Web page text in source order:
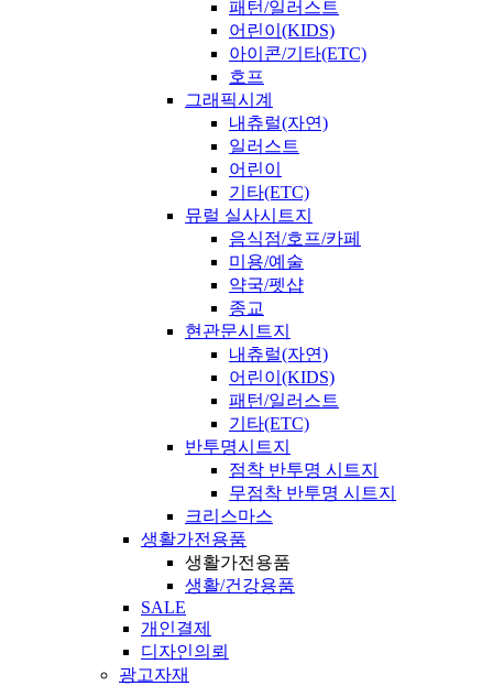
패턴/일러스트
어린이(KIDS)
아이콘/기타(ETC)
호프
그래픽시계
내츄럴(자연)
일러스트
어린이
기타(ETC)
뮤럴 실사시트지
음식점/호프/카페
미용/예술
약국/펫샵
종교
현관문시트지
내츄럴(자연)
어린이(KIDS)
패턴/일러스트
기타(ETC)
반투명시트지
점착 반투명 시트지
무점착 반투명 시트지
크리스마스
생활가전용품
생활가전용품
생활/건강용품
SALE
개인결제
디자인의뢰
광고자재